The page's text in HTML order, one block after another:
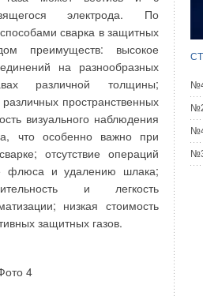
электрода. По
сварка в защитных
преимуществ: высокое
на разнообразных
различной толщины;
пространственных
визуального наблюдения
что особенно важно при
отсутствие операций
флюса и удалению шлака;
и легкость
низкая стоимость
защитных газов.
или реальность?